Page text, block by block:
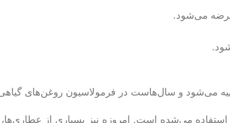
می‌شود.
و سال‌هاست در فرمولاسیون روغن‌های گیاهی
می‌شده است. امروزه نیز بسیاری از عطاری‌ها،